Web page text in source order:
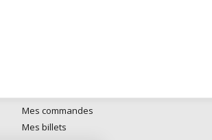
Mes commandes
Mes billets